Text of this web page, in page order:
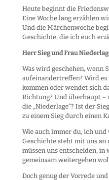
Heute beginnt die
Eine Woche lang erzählen
Und die Märchenwoche
Geschichte, die ich euch
Herr Sieg und Frau
Was wird geschehen, wenn
aufeinandertreffen? Wird es
kommen oder wendet sich
Richtung? Und überhaupt –
die „Niederlage“? Ist der
zu einem Sieg durch einen
Wie auch immer du, ich und
Geschichte steht mit uns
müssen uns entscheiden,
gemeinsam weitergehen
Doch genug der Vorrede